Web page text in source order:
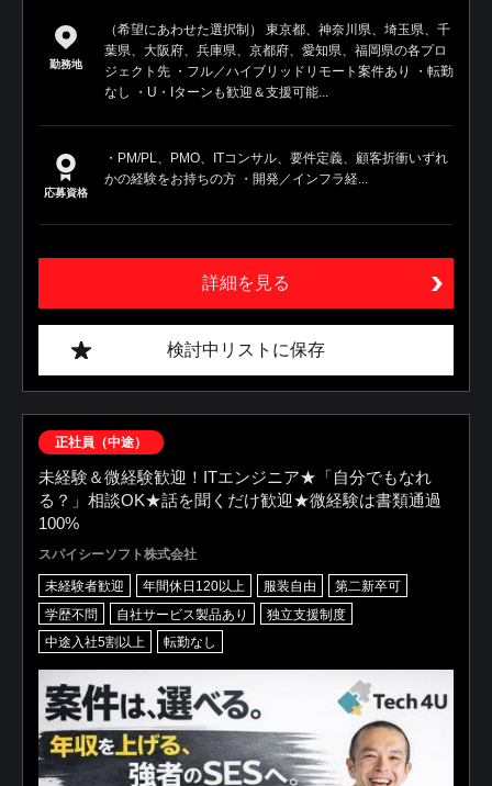
勤務地
（希望にあわせた選択制） 東京都、神奈川県、埼玉県、千
葉県、大阪府、兵庫県、京都府、愛知県、福岡県の各プロ
ジェクト先 ・フル／ハイブリッドリモート案件あり ・転勤
なし ・U・Iターンも歓迎＆支援可能...
応募資格
・PM/PL、PMO、ITコンサル、要件定義、顧客折衝いずれ
かの経験をお持ちの方 ・開発／インフラ経...
詳細を見る
検討中リストに保存
正社員（中途）
未経験＆微経験歓迎！ITエンジニア★「自分でもなれ
る？」相談OK★話を聞くだけ歓迎★微経験は書類通過
100%
スパイシーソフト株式会社
未経験者歓迎 年間休日120以上 服装自由
第二新卒可
学歴不問
自社サービス製品あり
独立支援制度
中途入社5割以上
転勤なし